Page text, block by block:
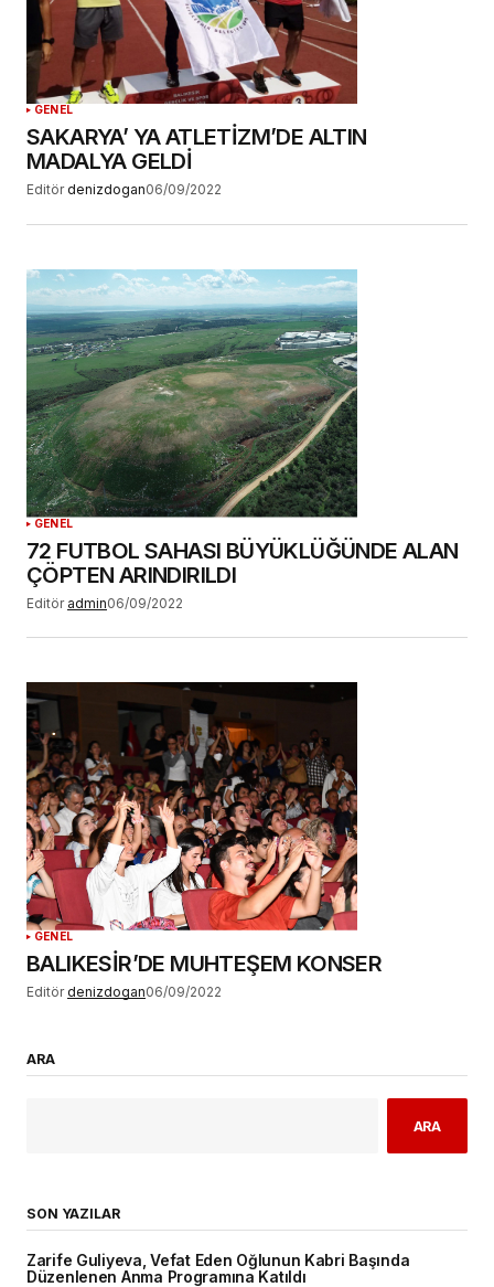
GENEL
SAKARYA’ YA ATLETİZM’DE ALTIN
MADALYA GELDİ
Editör denizdogan06/09/2022
GENEL
72 FUTBOL SAHASI BÜYÜKLÜĞÜNDE ALAN
ÇÖPTEN ARINDIRILDI
Editör admin06/09/2022
GENEL
BALIKESİR’DE MUHTEŞEM KONSER
Editör denizdogan06/09/2022
ARA
ARA
SON YAZILAR
Zarife Guliyeva, Vefat Eden Oğlunun Kabri Başında
Düzenlenen Anma Programına Katıldı